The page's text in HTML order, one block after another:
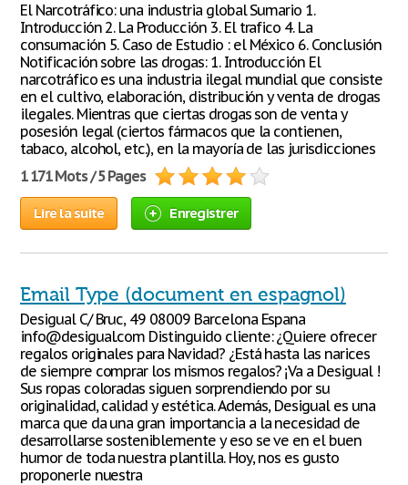
El Narcotráfico: una industria global Sumario 1.
Introducción 2. La Producción 3. El trafico 4. La
consumación 5. Caso de Estudio : el México 6. Conclusión
Notificación sobre las drogas: 1. Introducción El
narcotráfico es una industria ilegal mundial que consiste
en el cultivo, elaboración, distribución y venta de drogas
ilegales. Mientras que ciertas drogas son de venta y
posesión legal (ciertos fármacos que la contienen,
tabaco, alcohol, etc.), en la mayoría de las jurisdicciones
1 171 Mots / 5 Pages
Lire la suite Enregistrer
Email Type (document en espagnol)
Desigual C/ Bruc, 49 08009 Barcelona Espana
info@desigual.com Distinguido cliente: ¿Quiere ofrecer
regalos originales para Navidad? ¿Está hasta las narices
de siempre comprar los mismos regalos? ¡Va a Desigual !
Sus ropas coloradas siguen sorprendiendo por su
originalidad, calidad y estética. Además, Desigual es una
marca que da una gran importancia a la necesidad de
desarrollarse sosteniblemente y eso se ve en el buen
humor de toda nuestra plantilla. Hoy, nos es gusto
proponerle nuestra